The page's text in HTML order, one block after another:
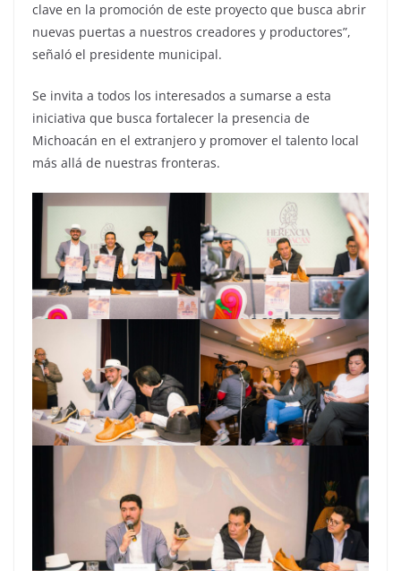
clave en la promoción de este proyecto que busca abrir
nuevas puertas a nuestros creadores y productores”,
señaló el presidente municipal.
Se invita a todos los interesados a sumarse a esta
iniciativa que busca fortalecer la presencia de
Michoacán en el extranjero y promover el talento local
más allá de nuestras fronteras.